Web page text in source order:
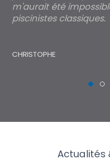
m'aurait été
piscinistes classiques.
CHRISTOPHE
Actualités